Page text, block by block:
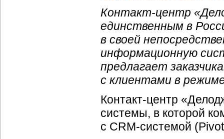
Контакт-центр
единственным в
в своей
информационную
предлагает
с клиентами в
Контакт-центр
системы, в которой
с CRM-системой